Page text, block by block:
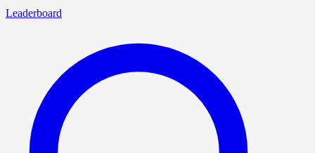
Leaderboard